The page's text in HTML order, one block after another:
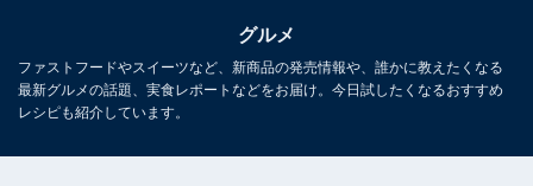
グルメ
ファストフードやスイーツなど、新商品の発売情報や、誰かに教えたくなる
最新グルメの話題、実食レポートなどをお届け。今日試したくなるおすすめ
レシピも紹介しています。